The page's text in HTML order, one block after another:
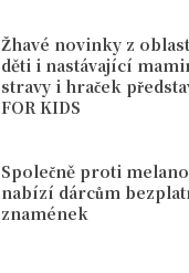
Žhavé novinky z
děti i nastávající
stravy i hraček
FOR KIDS
Společně proti
nabízí dárcům
znamének